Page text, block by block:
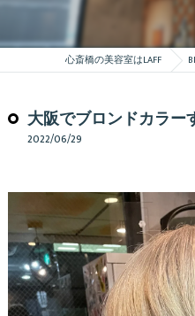
心斎橋の美容室はLAFF
大阪でブロンドカラー
2022/06/29